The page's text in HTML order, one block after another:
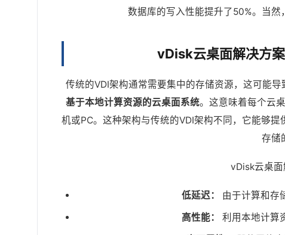
数据库的写入性能提升了50%。当然
vDisk云桌面解决方
传统的VDI架构通常需要集中的存储资源，这可能
基于本地计算资源的云桌面系统。这意味着每个云
机或PC。这种架构与传统的VDI架构不同，它能够
存储
vDisk云桌面
低延迟：
由于计算和存
高性能：
利用本地计算